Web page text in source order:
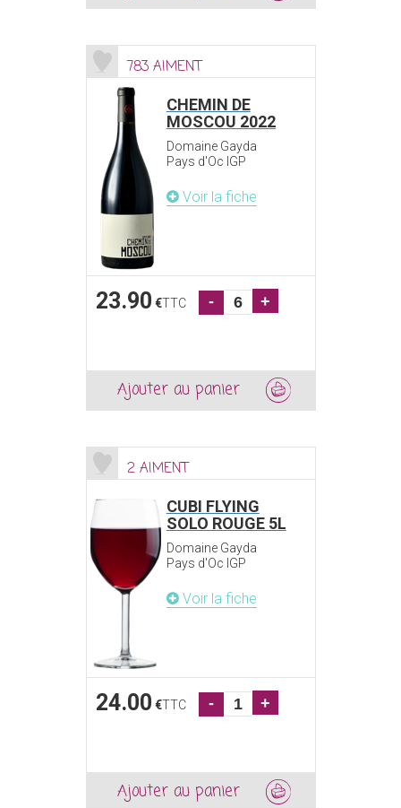
783 AIMENT
CHEMIN DE
MOSCOU 2022
Domaine Gayda
Pays d'Oc IGP
Voir la fiche
23.90 €TTC - +
Ajouter au panier
2 AIMENT
CUBI FLYING
SOLO ROUGE 5L
Domaine Gayda
Pays d'Oc IGP
Voir la fiche
24.00 €TTC - +
Ajouter au panier